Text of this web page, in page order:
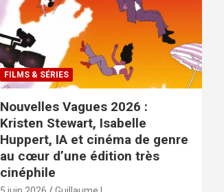
FILMS & SÉRIES
Nouvelles Vagues 2026 :
Kristen Stewart, Isabelle
Huppert, IA et cinéma de genre
au cœur d’une édition très
cinéphile